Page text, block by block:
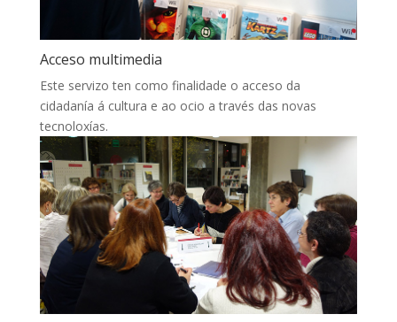
Acceso multimedia
Este servizo ten como finalidade o acceso da
cidadanía á cultura e ao ocio a través das novas
tecnoloxías.